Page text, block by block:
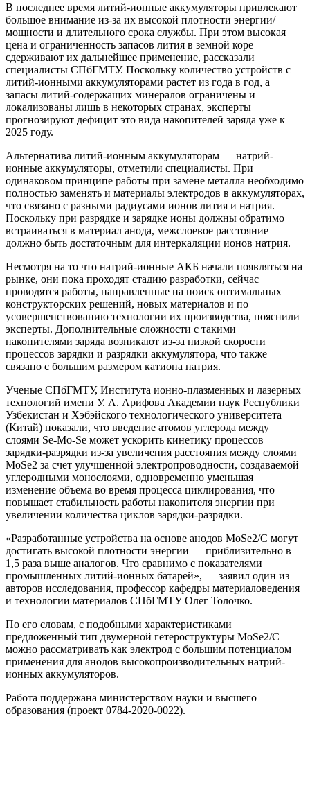
В последнее время литий-ионные аккумуляторы привлекают
большое внимание из-за их высокой плотности энергии/
мощности и длительного срока службы. При этом высокая
цена и ограниченность запасов лития в земной коре
сдерживают их дальнейшее применение, рассказали
специалисты СПбГМТУ. Поскольку количество устройств с
литий-ионными аккумуляторами растет из года в год, а
запасы литий-содержащих минералов ограничены и
локализованы лишь в некоторых странах, эксперты
прогнозируют дефицит это вида накопителей заряда уже к
2025 году.
Альтернатива литий-ионным аккумуляторам — натрий-
ионные аккумуляторы, отметили специалисты. При
одинаковом принципе работы при замене металла необходимо
полностью заменять и материалы электродов в аккумуляторах,
что связано с разными радиусами ионов лития и натрия.
Поскольку при разрядке и зарядке ионы должны обратимо
встраиваться в материал анода, межслоевое расстояние
должно быть достаточным для интеркаляции ионов натрия.
Несмотря на то что натрий-ионные АКБ начали появляться на
рынке, они пока проходят стадию разработки, сейчас
проводятся работы, направленные на поиск оптимальных
конструкторских решений, новых материалов и по
усовершенствованию технологии их производства, пояснили
эксперты. Дополнительные сложности с такими
накопителями заряда возникают из-за низкой скорости
процессов зарядки и разрядки аккумулятора, что также
связано с большим размером катиона натрия.
Ученые СПбГМТУ, Института ионно-плазменных и лазерных
технологий имени У. А. Арифова Академии наук Республики
Узбекистан и Хэбэйского технологического университета
(Китай) показали, что введение атомов углерода между
слоями Se-Mo-Se может ускорить кинетику процессов
зарядки-разрядки из-за увеличения расстояния между слоями
MoSe2 за счет улучшенной электропроводности, создаваемой
углеродными монослоями, одновременно уменьшая
изменение объема во время процесса циклирования, что
повышает стабильность работы накопителя энергии при
увеличении количества циклов зарядки-разрядки.
«Разработанные устройства на основе анодов MoSe2/C могут
достигать высокой плотности энергии — приблизительно в
1,5 раза выше аналогов. Что сравнимо с показателями
промышленных литий-ионных батарей», — заявил один из
авторов исследования, профессор кафедры материаловедения
и технологии материалов СПбГМТУ Олег Толочко.
По его словам, с подобными характеристиками
предложенный тип двумерной гетероструктуры MoSe2/C
можно рассматривать как электрод с большим потенциалом
применения для анодов высокопроизводительных натрий-
ионных аккумуляторов.
Работа поддержана министерством науки и высшего
образования (проект 0784-2020-0022).